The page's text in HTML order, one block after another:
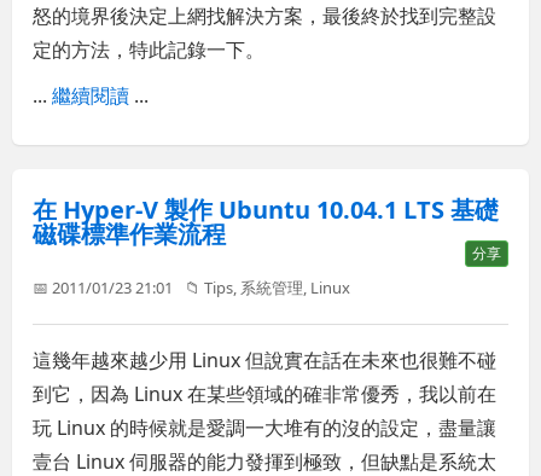
怒的境界後決定上網找解決方案，最後終於找到完整設
定的方法，特此記錄一下。
...繼續閱讀 ...
在 Hyper-V 製作 Ubuntu 10.04.1 LTS 基礎
磁碟標準作業流程
分享
📅 2011/01/23 21:01 📁Tips 系統管理 Linux
這幾年越來越少用 Linux 但說實在話在未來也很難不碰
到它，因為 Linux 在某些領域的確非常優秀，我以前在
玩 Linux 的時候就是愛調一大堆有的沒的設定，盡量讓
壹台 Linux 伺服器的能力發揮到極致，但缺點是系統太